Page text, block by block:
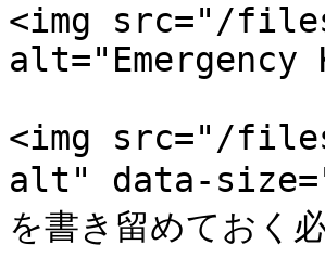
<img src="/files/
<img src="/
alt" data-
を書き留めておく